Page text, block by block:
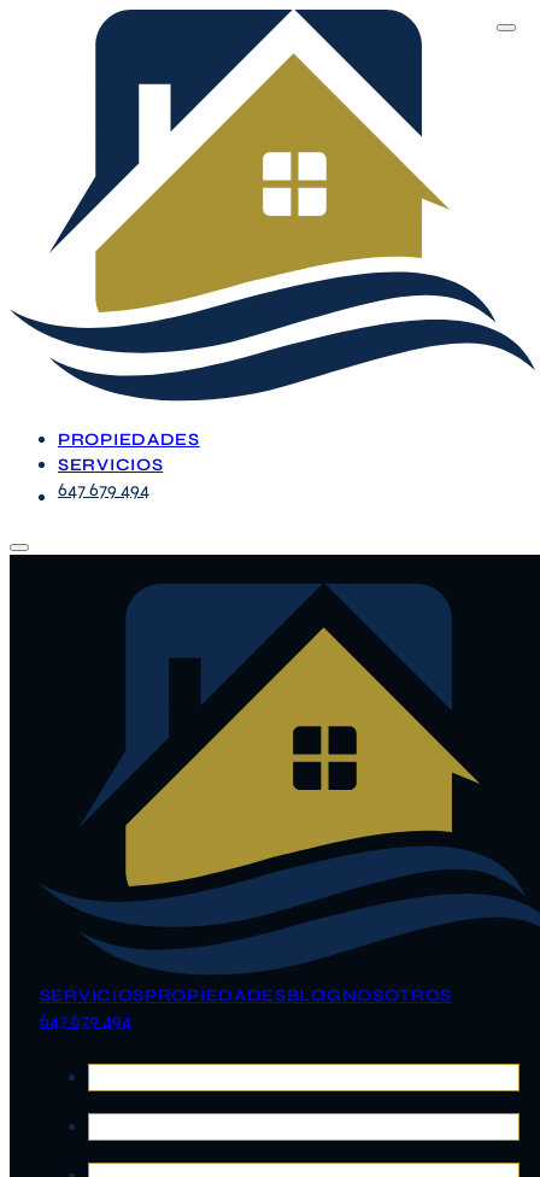
PROPIEDADES
SERVICIOS
647 679 494
SERVICIOSPROPIEDADESBLOGNOSOTROS
647 679 494